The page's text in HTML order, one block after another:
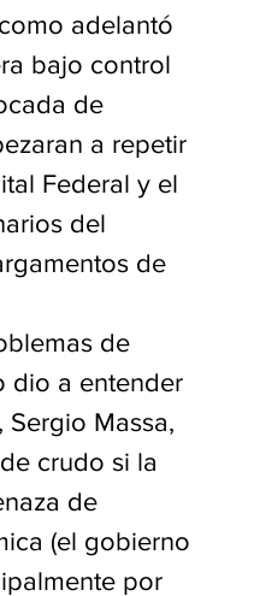
adelantó
bajo control
de
a repetir
Federal y el
del
de
de
dio a entender
Massa,
crudo si la
de
(el gobierno
por